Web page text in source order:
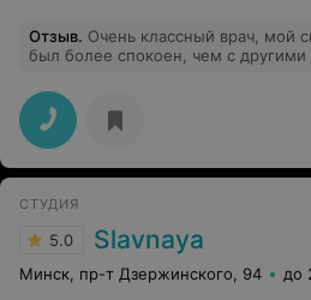
Отзыв. Очень классный врач, мой
был более спокоен, чем с
СТУДИЯ
5.0 Slavnaya
Минск, пр-т Дзержинского, 94 до